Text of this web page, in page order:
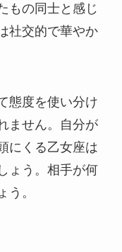
もの同士と感じ
社交的で華やか
態度を使い分け
ません。自分が
にくる乙女座は
ょう。相手が何
う。